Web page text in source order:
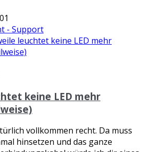
- Support
leuchtet keine LED mehr
keine LED mehr
vollkommen recht. Da muss
hinsetzen und das ganze